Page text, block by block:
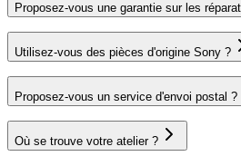
Proposez-vous une garantie sur les
Utilisez-vous des pièces d'origine Sony ?
Proposez-vous un service d'envoi postal ?
Où se trouve votre atelier ?